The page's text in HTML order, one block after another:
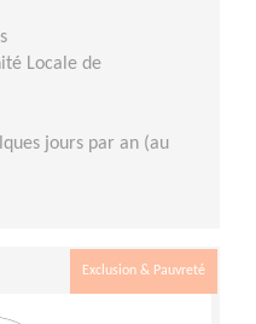
Locale de
jours par an (au
Exclusion & Pauvreté